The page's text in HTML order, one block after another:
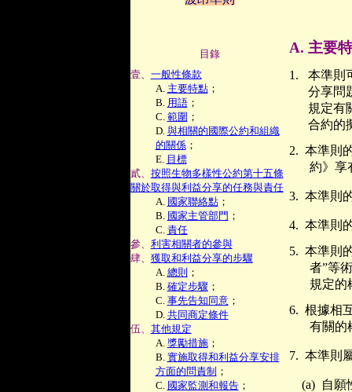
目錄
壹、 一般性條款
A. 主要特點；
B. 用語；
C. 範圍 ；
D. 與相關的國際公約和組織
的關係；
E. 目標
貳、 按照生物多樣性公約第十五條
關於取得與利益分享的任務與責任
A. 國家聯絡點；
B. 國家主管部門 ；
C. 責任
參、 利害相關者的參與
肆、 獲取和利益分享的步驟
A. 總則 ；
B. 確定步驟；
C. 事先告知同意；
D. 共同商定條件
伍、 其他規定
A. 獎勵措施；
B. 實施取得和利益分享安排
方面的問責制 ；
C. 國家監測和報告；
A. 主要
1.
本準則
分享問
規定有
合約的
2. 本準則
約》享
3. 本準則
4. 本準則
5. 本準則
者”等
規定的
6. 根據相
有關的
7. 本準則
(a) 自願